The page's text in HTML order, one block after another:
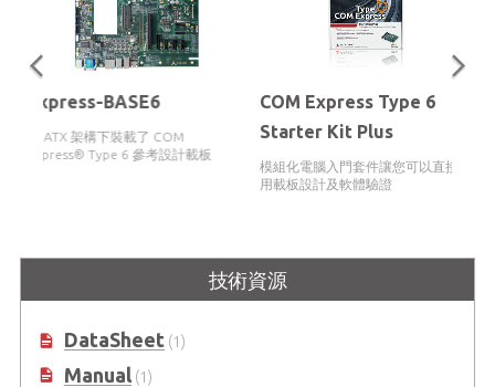
Express-BASE6
於 ATX 架構下裝載了 COM
Express® Type 6 參考設計載板
COM Express Type 6
Starter Kit Plus
模組化電腦入門套件讓您可以直接使
用載板設計及軟體驗證
技術資源
DataSheet(1)
Manual(1)